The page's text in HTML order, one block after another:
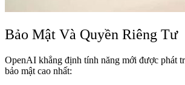
Bảo Mật Và Quyền Riêng Tư
OpenAI khẳng định tính năng mới được phát
bảo mật cao nhất: